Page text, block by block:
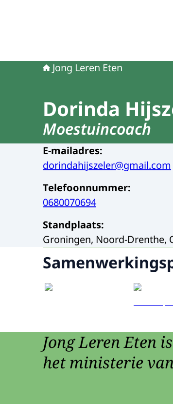
Jong Leren Eten
Dorinda
Moestuincoach
E-mailadres:
dorindahijszeler@gmail.com
Telefoonnummer:
0680070694
Standplaats:
Groningen, Noord-Drenthe,
Jong Leren Eten
het ministerie